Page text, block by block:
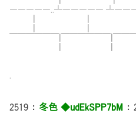
―――――..┴―――――
2519 ： 冬色 ◆udEkSPP7bM ：